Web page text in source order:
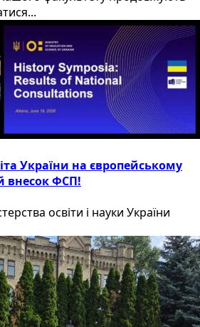
України на європейському
внесок ФСП!
освіти і науки України